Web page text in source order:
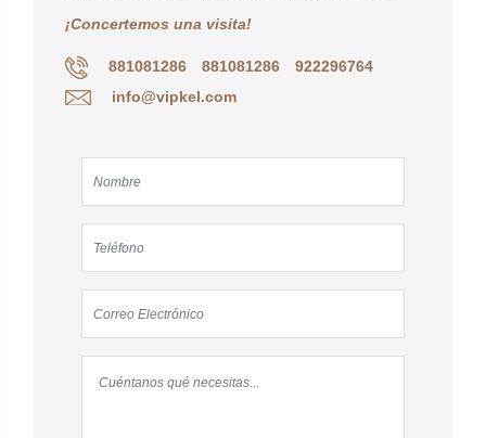
¡Concertemos una visita!
881081286 881081286
922296764
info@vipkel.com